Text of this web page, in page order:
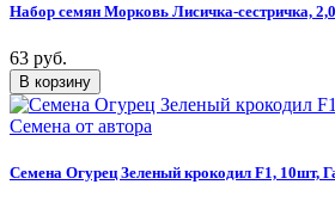
Набор семян Морковь Лисичка-сестричка,
63 руб.
Семена Огурец Зеленый крокодил F1, 10шт,